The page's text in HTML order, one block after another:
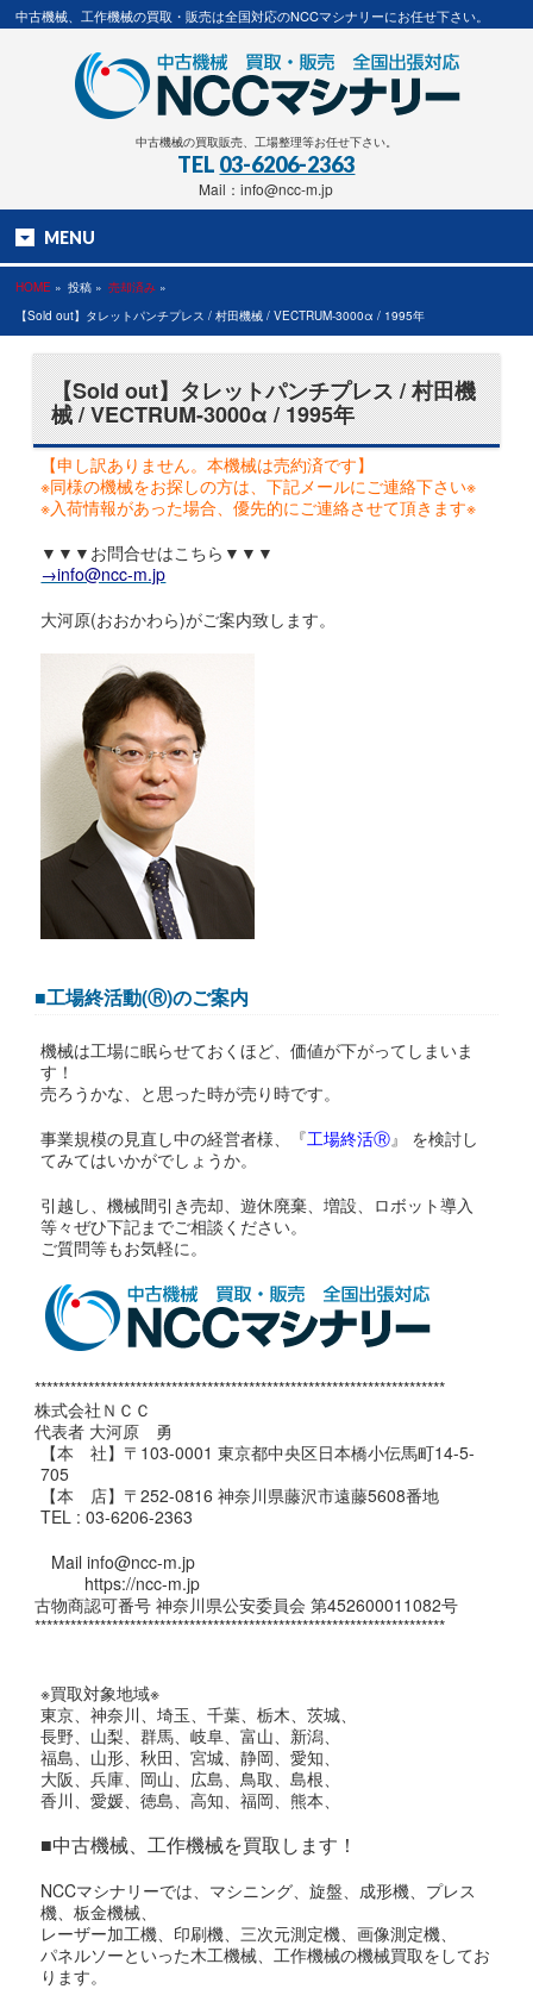
中古機械、工作機械の買取・販売は全国対応のNCCマシナリーにお任せ下さい。
中古機械の買取販売、工場整理等お任せ下さい。
TEL 03-6206-2363
Mail：info@ncc-m.jp
MENU
HOME » 投稿 » 売却済み »
【Sold out】タレットパンチプレス / 村田機械 / VECTRUM-3000α / 1995年
【Sold out】タレットパンチプレス / 村田機
械 / VECTRUM-3000α / 1995年
【申し訳ありません。本機械は売約済です】
※同様の機械をお探しの方は、下記メールにご連絡下さい※
※入荷情報があった場合、優先的にご連絡させて頂きます※
▼▼▼お問合せはこちら▼▼▼
→info@ncc-m.jp
大河原(おおかわら)がご案内致します。
■工場終活動(Ⓡ)のご案内
機械は工場に眠らせておくほど、価値が下がってしまいま
す！
売ろうかな、と思った時が売り時です。
事業規模の見直し中の経営者様、『工場終活Ⓡ』 を検討し
てみてはいかがでしょうか。
引越し、機械間引き売却、遊休廃棄、増設、ロボット導入
等々ぜひ下記までご相談ください。
ご質問等もお気軽に。
*********************************************************************
株式会社ＮＣＣ
代表者 大河原 勇
【本 社】〒103-0001 東京都中央区日本橋小伝馬町14-5-
705
【本 店】〒252-0816 神奈川県藤沢市遠藤5608番地
TEL : 03-6206-2363
Mail info@ncc-m.jp
https://ncc-m.jp
古物商認可番号 神奈川県公安委員会 第452600011082号
*********************************************************************
※買取対象地域※
東京、神奈川、埼玉、千葉、栃木、茨城、
長野、山梨、群馬、岐阜、富山、新潟、
福島、山形、秋田、宮城、静岡、愛知、
大阪、兵庫、岡山、広島、鳥取、島根、
香川、愛媛、徳島、高知、福岡、熊本、
■中古機械、工作機械を買取します！
NCCマシナリーでは、マシニング、旋盤、成形機、プレス
機、板金機械、
レーザー加工機、印刷機、三次元測定機、画像測定機、
パネルソーといった木工機械、工作機械の機械買取をしてお
ります。